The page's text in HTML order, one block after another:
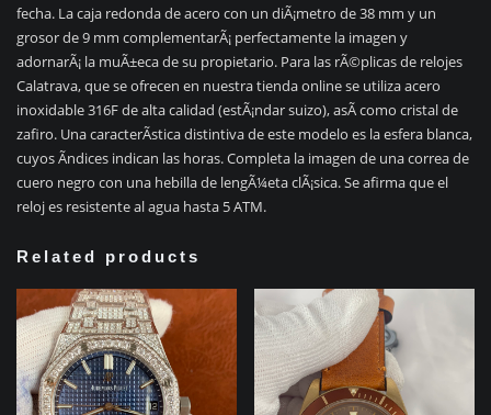
fecha. La caja redonda de acero con un diÃ¡metro de 38 mm y un
grosor de 9 mm complementarÃ¡ perfectamente la imagen y
adornarÃ¡ la muÃ±eca de su propietario. Para las rÃ©plicas de relojes
Calatrava, que se ofrecen en nuestra tienda online se utiliza acero
inoxidable 316F de alta calidad (estÃ¡ndar suizo), asÃ­ como cristal de
zafiro. Una caracterÃ­stica distintiva de este modelo es la esfera blanca,
cuyos Ã­ndices indican las horas. Completa la imagen de una correa de
cuero negro con una hebilla de lengÃ¼eta clÃ¡sica. Se afirma que el
reloj es resistente al agua hasta 5 ATM.
Related products